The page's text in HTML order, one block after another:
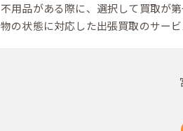
不用品がある際に、選択して買取が
物の状態に対応した出張買取のサー